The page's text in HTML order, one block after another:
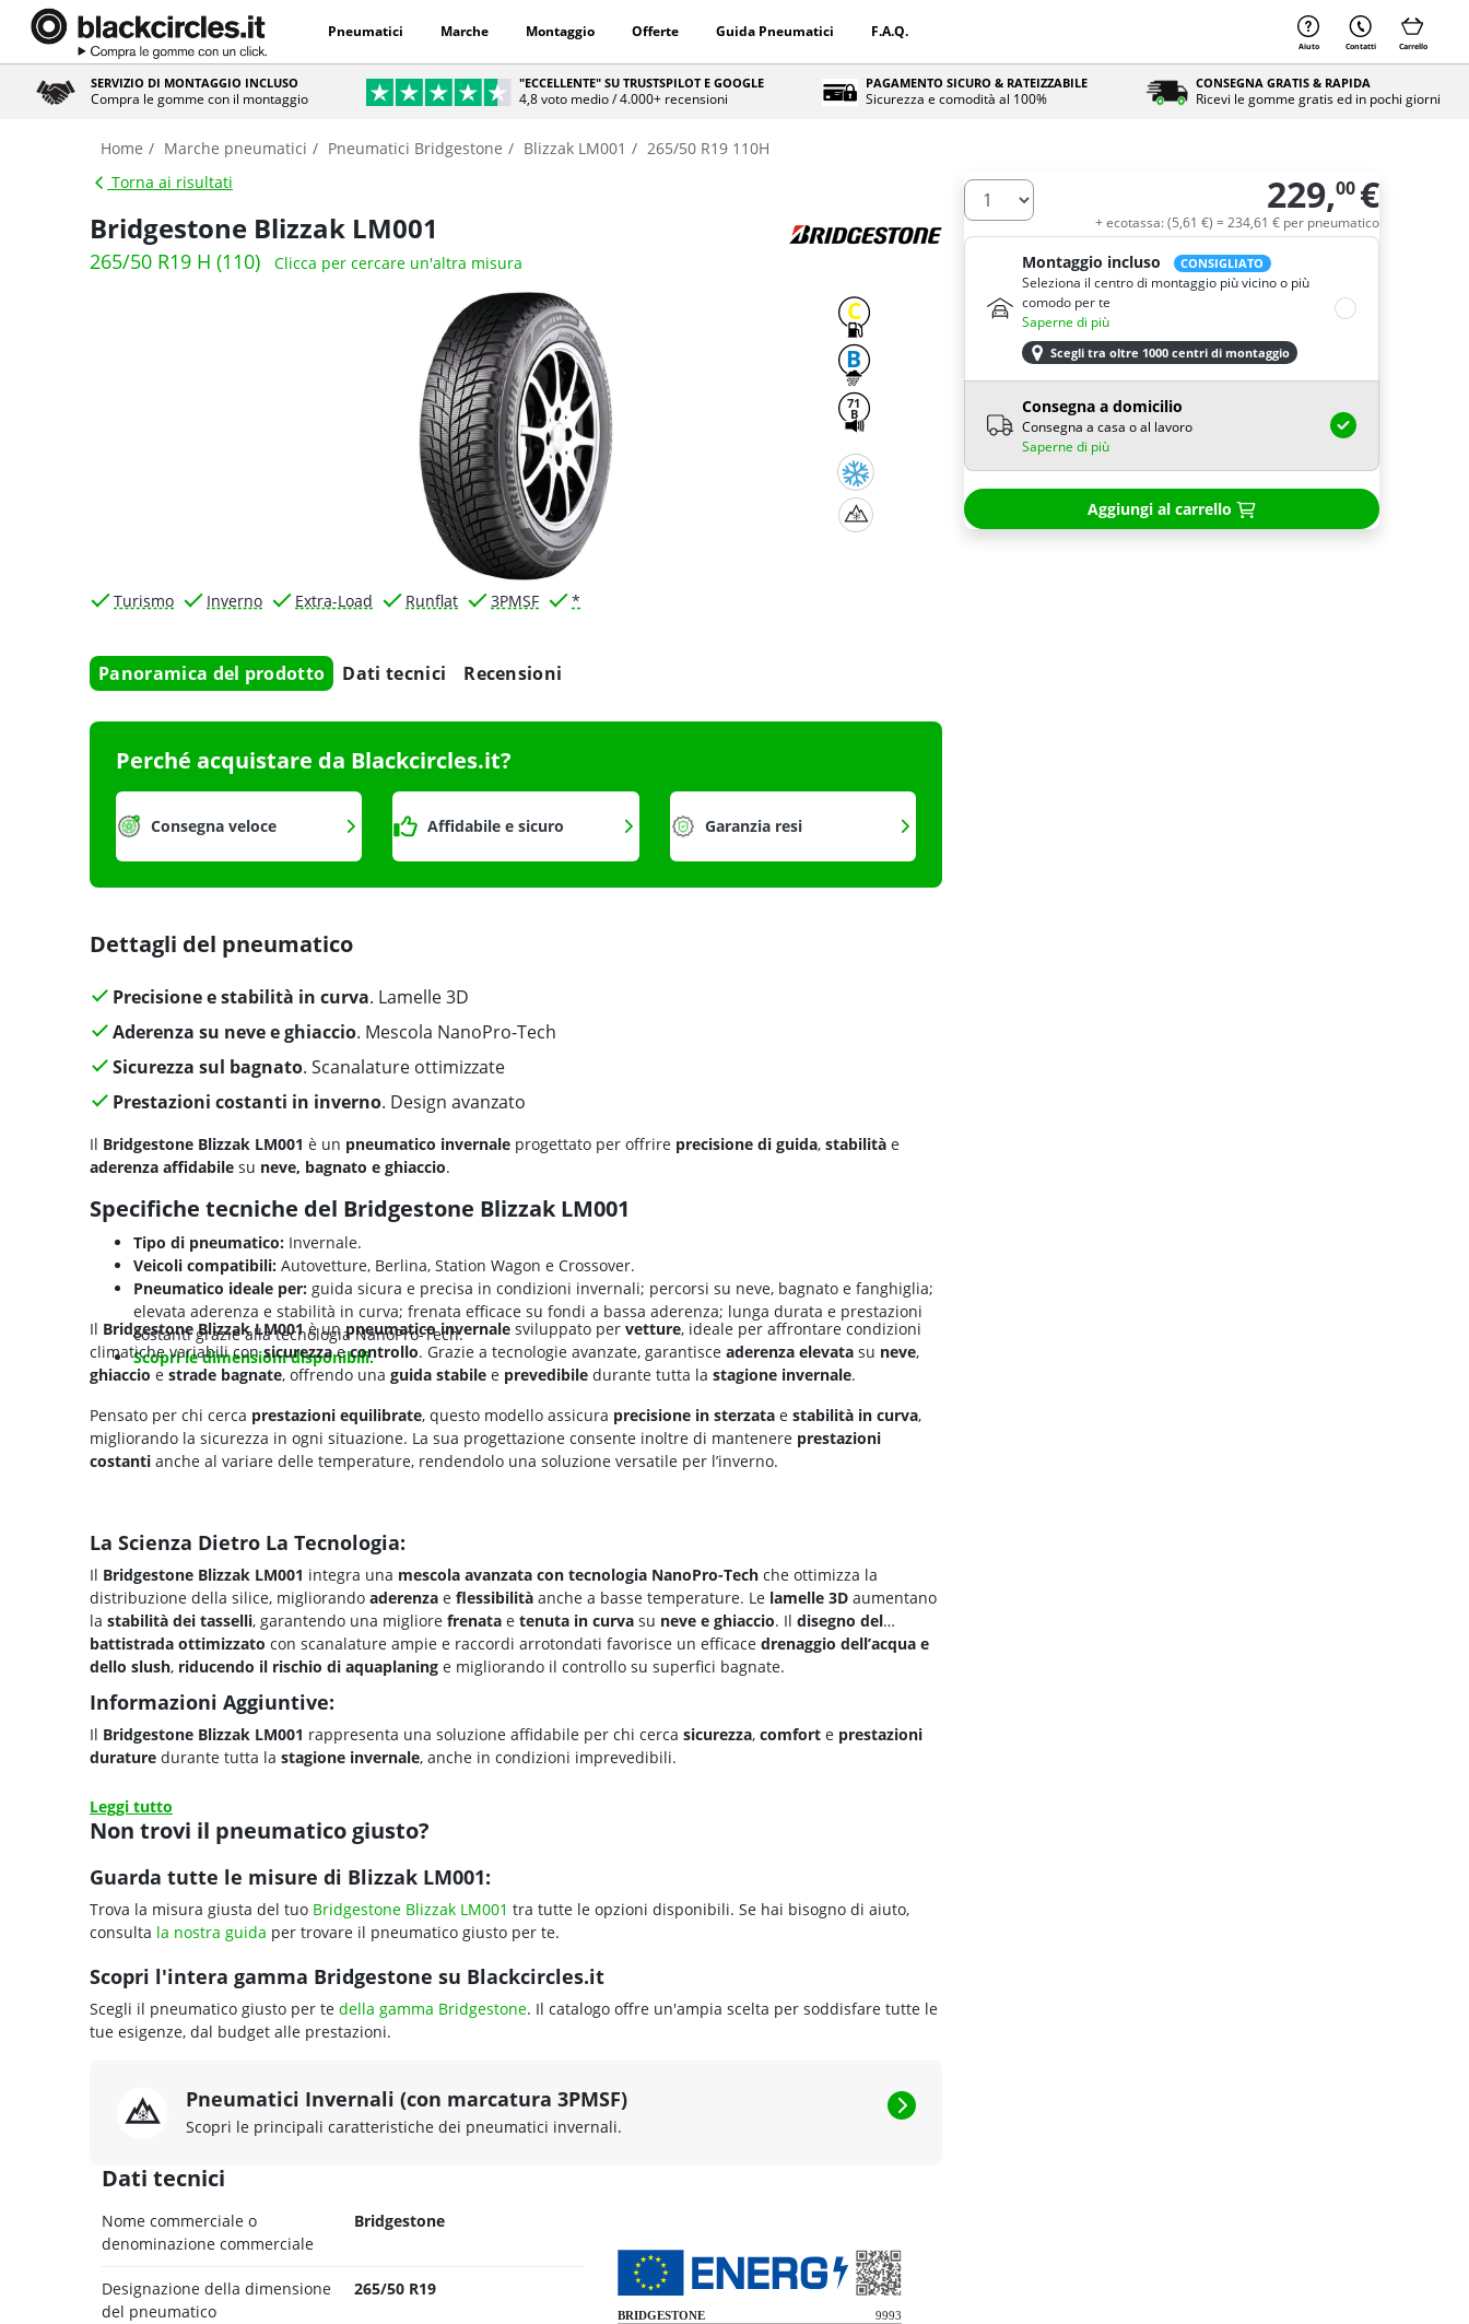
Pneumatici Marche Montaggio Offerte Guida Pneumatici F.A.Q.
Aiuto Contatti Carrello
SERVIZIO DI MONTAGGIO INCLUSO
Compra le gomme con il montaggio
"ECCELLENTE" SU TRUSTSPILOT E GOOGLE
4,8 voto medio / 4.000+ recensioni
PAGAMENTO SICURO & RATEIZZABILE
Sicurezza e comodità al 100%
CONSEGNA GRATIS & RAPIDA
Ricevi le gomme gratis ed in pochi giorni
Home Marche pneumatici Pneumatici Bridgestone Blizzak LM001
265/50 R19 110H
Torna ai risultati
Bridgestone Blizzak LM001
265/50 R19 H (110) Clicca per cercare un'altra misura
C
B
71
B
Turismo Inverno Extra-Load Runflat 3PMSF *
Panoramica del prodotto Dati tecnici Recensioni
Perché acquistare da Blackcircles.it?
Consegna veloce Affidabile e sicuro Garanzia resi
Dettagli del pneumatico
Precisione e stabilità in curva. Lamelle 3D
Aderenza su neve e ghiaccio. Mescola NanoPro-Tech
Sicurezza sul bagnato. Scanalature ottimizzate
Prestazioni costanti in inverno. Design avanzato
Il Bridgestone Blizzak LM001 è un pneumatico invernale progettato per offrire precisione di guida, stabilità e
aderenza affidabile su neve, bagnato e ghiaccio.
Specifiche tecniche del Bridgestone Blizzak LM001
Tipo di pneumatico: Invernale.
Veicoli compatibili: Autovetture, Berlina, Station Wagon e Crossover.
Pneumatico ideale per: guida sicura e precisa in condizioni invernali; percorsi su neve, bagnato e fanghiglia;
elevata aderenza e stabilità in curva; frenata efficace su fondi a bassa aderenza; lunga durata e prestazioni
costanti grazie alla tecnologia NanoPro-Tech.
Scopri le dimensioni disponibili.
Il Bridgestone Blizzak LM001è unpneumatico invernale sviluppato per vetture, ideale per affrontare condizioni
climatiche variabili consicurezzaecontrollo. Grazie a tecnologie avanzate, garantisce aderenza elevata su neve,
ghiaccio e strade bagnate, offrendo una guida stabile e prevedibile durante tutta la stagione invernale.
Pensato per chi cerca prestazioni equilibrate, questo modello assicura precisione in sterzata e stabilità in curva,
migliorando la sicurezza in ogni situazione. La sua progettazione consente inoltre di mantenere prestazioni
costanti anche al variare delle temperature, rendendolo una soluzione versatile per l’inverno.
La Scienza Dietro La Tecnologia:
Il Bridgestone Blizzak LM001 integra una mescola avanzata con tecnologia NanoPro-Tech che ottimizza la
distribuzione della silice, migliorando aderenza e flessibilità anche a basse temperature. Le lamelle 3D aumentano
la stabilità dei tasselli, garantendo una migliore frenata e tenuta in curva su neve e ghiaccio. Il disegno del
battistrada ottimizzato con scanalature ampie e raccordi arrotondati favorisce un efficace drenaggio dell’acqua e
dello slush, riducendo il rischio di aquaplaning e migliorando il controllo su superfici bagnate.
Informazioni Aggiuntive:
Il Bridgestone Blizzak LM001 rappresenta una soluzione affidabile per chi cerca sicurezza, comfort e prestazioni
durature durante tutta la stagione invernale, anche in condizioni imprevedibili.
Leggi tutto
Non trovi il pneumatico giusto?
Guarda tutte le misure di Blizzak LM001:
Trova la misura giusta del tuo Bridgestone Blizzak LM001 tra tutte le opzioni disponibili. Se hai bisogno di aiuto,
consulta la nostra guida per trovare il pneumatico giusto per te.
Scopri l'intera gamma Bridgestone su Blackcircles.it
Scegli il pneumatico giusto per te della gamma Bridgestone. Il catalogo offre un'ampia scelta per soddisfare tutte le
tue esigenze, dal budget alle prestazioni.
Pneumatici Invernali (con marcatura 3PMSF)
Scopri le principali caratteristiche dei pneumatici invernali.
Dati tecnici
Nome commerciale o
denominazione commerciale
Bridgestone
Designazione della dimensione
del pneumatico
265/50 R19
Quantità 229,00 €
+ ecotassa: (5,61 €) = 234,61 € per pneumatico
Montaggio incluso CONSIGLIATO
Seleziona il centro di montaggio più vicino o più
comodo per te
Saperne di più
Scegli tra oltre 1000 centri di montaggio
Consegna a domicilio
Consegna a casa o al lavoro
Saperne di più
Aggiungi al carrello